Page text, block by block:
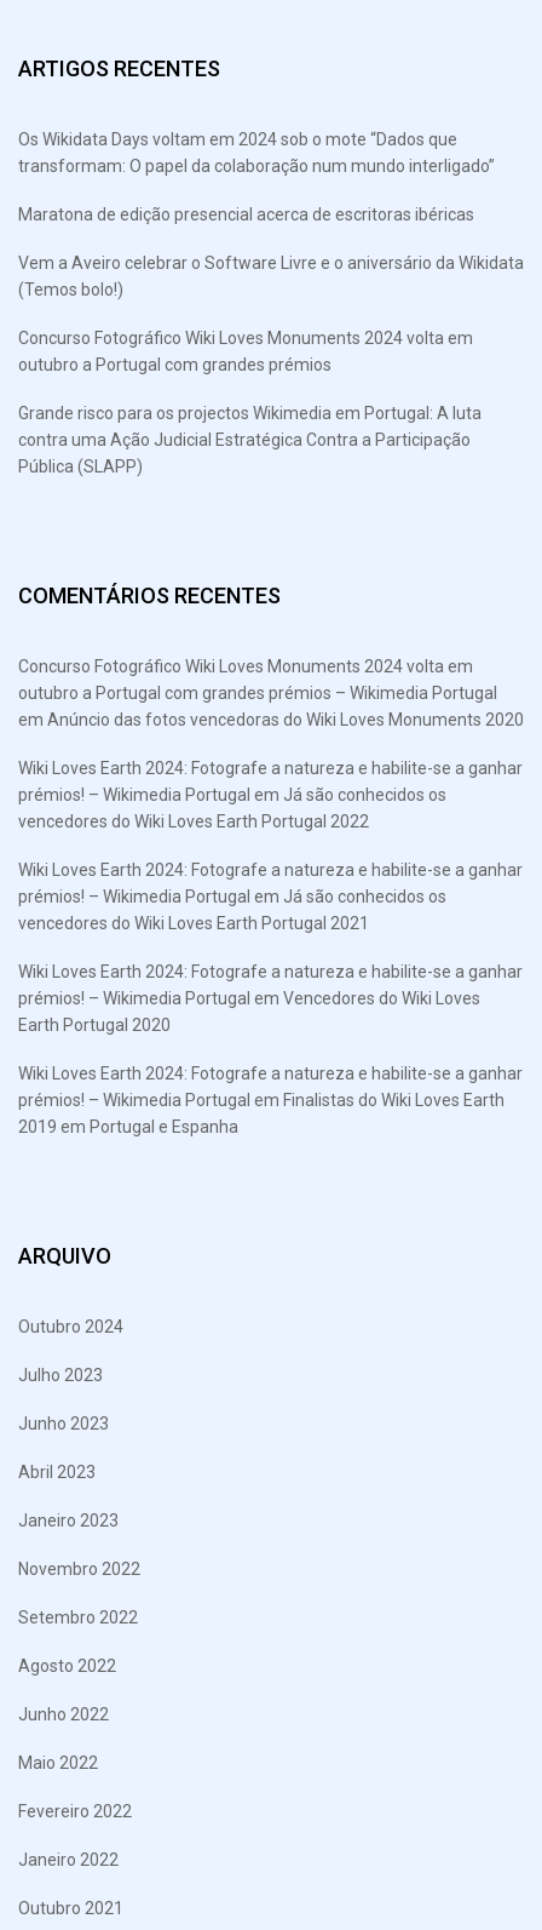
ARTIGOS RECENTES
Os Wikidata Days voltam em 2024 sob o mote “Dados que
transformam: O papel da colaboração num mundo interligado”
Maratona de edição presencial acerca de escritoras ibéricas
Vem a Aveiro celebrar o Software Livre e o aniversário da Wikidata
(Temos bolo!)
Concurso Fotográfico Wiki Loves Monuments 2024 volta em
outubro a Portugal com grandes prémios
Grande risco para os projectos Wikimedia em Portugal: A luta
contra uma Ação Judicial Estratégica Contra a Participação
Pública (SLAPP)
COMENTÁRIOS RECENTES
Concurso Fotográfico Wiki Loves Monuments 2024 volta em
outubro a Portugal com grandes prémios – Wikimedia Portugal
em Anúncio das fotos vencedoras do Wiki Loves Monuments 2020
Wiki Loves Earth 2024: Fotografe a natureza e habilite-se a ganhar
prémios! – Wikimedia Portugal em Já são conhecidos os
vencedores do Wiki Loves Earth Portugal 2022
Wiki Loves Earth 2024: Fotografe a natureza e habilite-se a ganhar
prémios! – Wikimedia Portugal em Já são conhecidos os
vencedores do Wiki Loves Earth Portugal 2021
Wiki Loves Earth 2024: Fotografe a natureza e habilite-se a ganhar
prémios! – Wikimedia Portugal em Vencedores do Wiki Loves
Earth Portugal 2020
Wiki Loves Earth 2024: Fotografe a natureza e habilite-se a ganhar
prémios! – Wikimedia Portugal em Finalistas do Wiki Loves Earth
2019 em Portugal e Espanha
ARQUIVO
Outubro 2024
Julho 2023
Junho 2023
Abril 2023
Janeiro 2023
Novembro 2022
Setembro 2022
Agosto 2022
Junho 2022
Maio 2022
Fevereiro 2022
Janeiro 2022
Outubro 2021